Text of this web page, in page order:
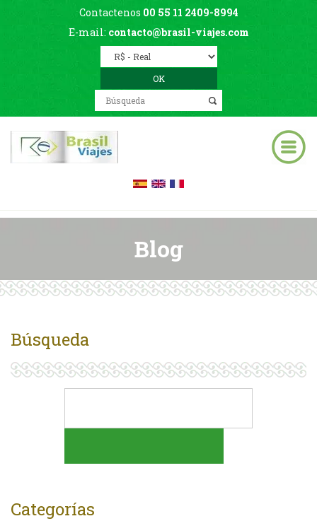
Contactenos 00 55 11 2409-8994
E-mail: contacto@brasil-viajes.com
Blog
Búsqueda
Categorías